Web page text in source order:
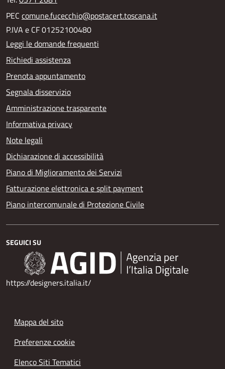
PEC comune.fucecchio@postacert.toscana.it
P.IVA e CF 01252100480
Leggi le domande frequenti
Richiedi assistenza
Prenota appuntamento
Segnala disservizio
Amministrazione trasparente
Informativa privacy
Note legali
Dichiarazione di accessibilità
Piano di Miglioramento dei Servizi
Fatturazione elettronica e split payment
Piano intercomunale di Protezione Civile
SEGUICI SU
https://designers.italia.it/
Mappa del sito
Preferenze cookie
Elenco Siti Tematici